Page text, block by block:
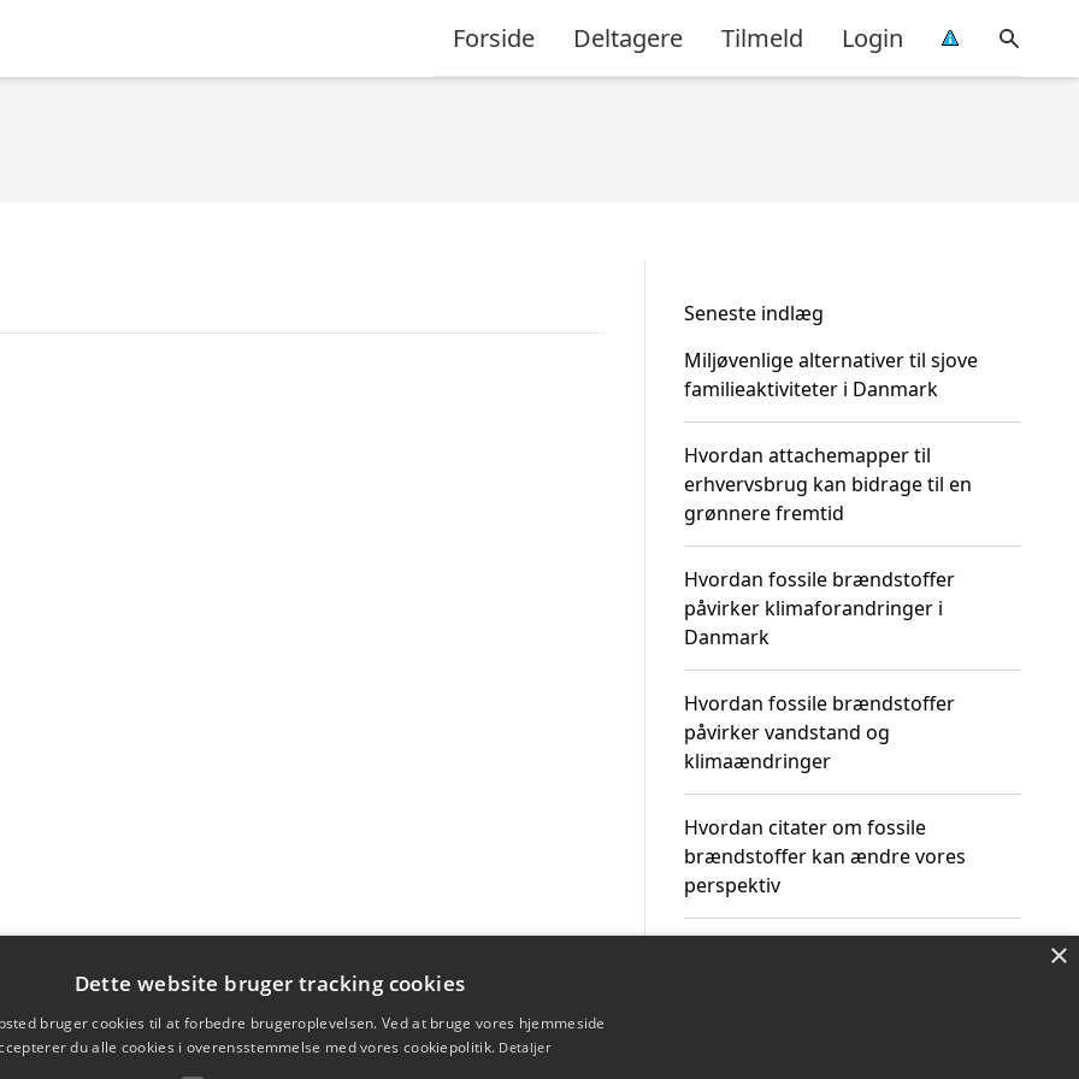
Forside Deltagere Tilmeld Login
Seneste indlæg
Miljøvenlige alternativer til sjove
familieaktiviteter i Danmark
Hvordan attachemapper til
erhvervsbrug kan bidrage til en
grønnere fremtid
Hvordan fossile brændstoffer
påvirker klimaforandringer i
Danmark
Hvordan fossile brændstoffer
påvirker vandstand og
klimaændringer
Hvordan citater om fossile
brændstoffer kan ændre vores
perspektiv
×
Dette website bruger tracking cookies
bruger cookies til at forbedre brugeroplevelsen. Ved at bruge vores hjemmeside
du alle cookies i overensstemmelse med vores cookiepolitik. Detaljer